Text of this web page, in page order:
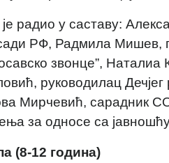
радио у саставу:
РФ, Радмила Мишев,
звонце”,
руководилац
Мирчевић, сарадник
за односе са
(8-12 година)